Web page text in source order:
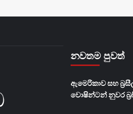
නවතම පුවත්
ඇමෙරිකාව සහ
වොෂින්ටන් නුවර